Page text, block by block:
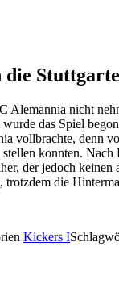
nicht
das Spiel
vollbrachte,
konnten.
der jedoch
die
Kickers I